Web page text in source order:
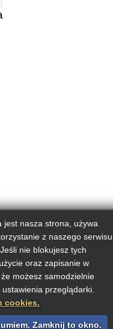
jest nasza strona, używa
z naszego serwisu
nie blokujesz tych
oraz zapisanie w
możesz samodzielnie
przeglądarki.
cookies.
Zamknij to okno.